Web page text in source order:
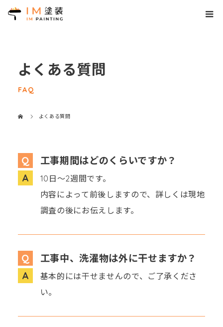
よくある質問
FAQ
よくある質問
工事期間はどのくらいですか？
10日～2週間です。
内容によって前後しますので、詳しくは現地
調査の後にお伝えします。
工事中、洗濯物は外に干せますか？
基本的には干せませんので、ご了承くださ
い。